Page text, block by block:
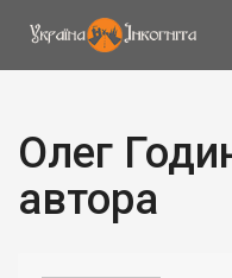
Олег
автора